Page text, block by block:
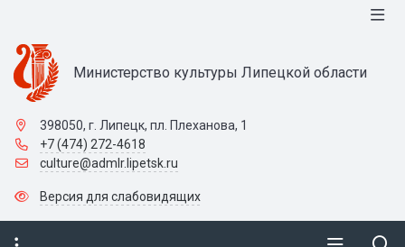
Министерство культуры Липецкой области
398050, г. Липецк, пл. Плеханова, 1
+7 (474) 272-4618
culture@admlr.lipetsk.ru
Версия для слабовидящих